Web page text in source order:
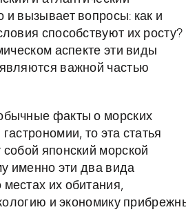
и вызывает вопросы: как и
способствуют их росту?
аспекте эти виды
важной частью
факты о морских
то эта статья
японский морской
именно эти два вида
их обитания,
и экономику